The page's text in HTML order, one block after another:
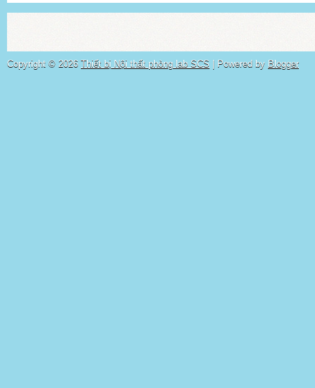
Copyright © 2026 Thiết bị Nội thất phòng lab SCS | Powered by Blogger